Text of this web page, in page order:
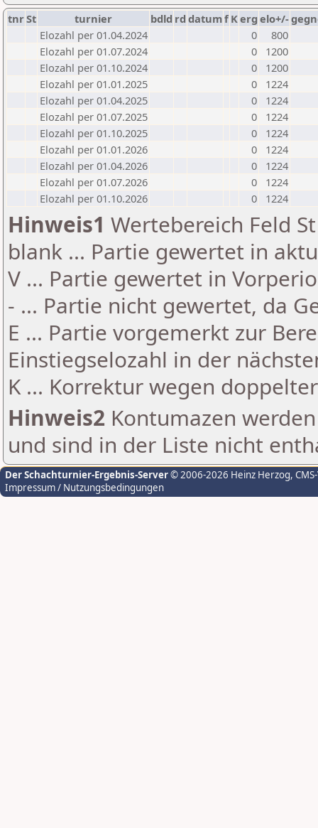
tnrSt turnier bdld rd datumf Kerg elo+/-
Elozahl per 01.04.2024
0
800
Elozahl per 01.07.2024
0
1200
Elozahl per 01.10.2024
0
1200
Elozahl per 01.01.2025
0
1224
Elozahl per 01.04.2025
0
1224
Elozahl per 01.07.2025
0
1224
Elozahl per 01.10.2025
0
1224
Elozahl per 01.01.2026
0
1224
Elozahl per 01.04.2026
0
1224
Elozahl per 01.07.2026
0
1224
Elozahl per 01.10.2026
0 1224
Hinweis1 Wertebereich Feld
blank ... Partie gewertet in
V ... Partie gewertet in
- ... Partie nicht gewertet, da
E ... Partie vorgemerkt zur
Einstiegselozahl in der
K ... Korrektur wegen
Hinweis2 Kontumazen
und sind in der Liste nicht
Der Schachturnier-Ergebnis-Server© 2006-2026 Heinz Herzog,
Impressum / Nutzungsbedingungen